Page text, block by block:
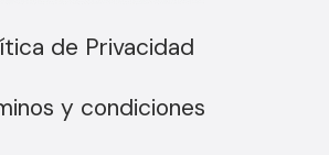
de Privacidad
y condiciones